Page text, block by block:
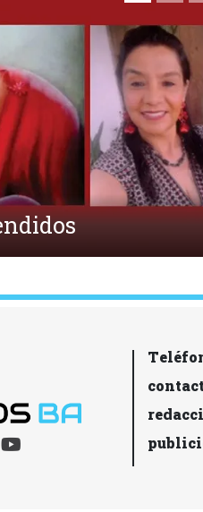
¿Qué es la Ecpatía?